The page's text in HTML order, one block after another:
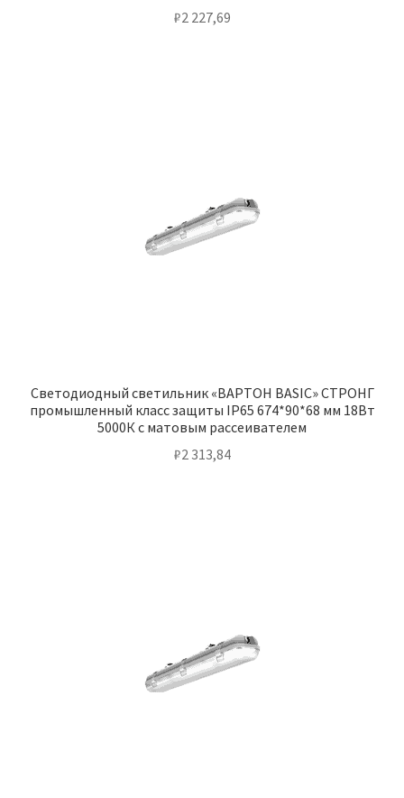
₽2 227,69
Светодиодный светильник «ВАРТОН BASIC» СТРОНГ
промышленный класс защиты IP65 674*90*68 мм 18Вт
5000К с матовым рассеивателем
₽2 313,84